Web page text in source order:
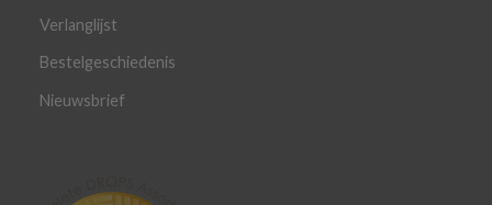
Verlanglijst
Bestelgeschiedenis
Nieuwsbrief